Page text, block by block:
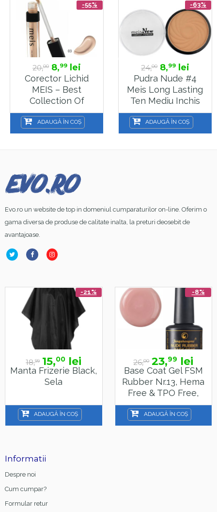
-55%
20,00 8,99 lei
Corector Lichid
MEIS – Best
Collection Of
Concealer – 03
ADAUGĂ ÎN COȘ
-63%
24,00 8,99lei
Pudra Nude #4
Meis Long Lasting
Ten Mediu Inchis
ADAUGĂ ÎN COȘ
Evo.ro un website de top in domeniul cumparaturilor on-line. Oferim o
gama diversa de produse de calitate inalta, la preturi deosebit de
avantajoase.
-21%
18,99 15,00 lei
Manta Frizerie Black,
Sela
ADAUGĂ ÎN COȘ
-8%
26,00 23,99 lei
Base Coat Gel FSM
Rubber Nr.13, Hema
Free & TPO Free,
15ml
ADAUGĂ ÎN COȘ
Informatii
Despre noi
Cum cumpar?
Formular retur